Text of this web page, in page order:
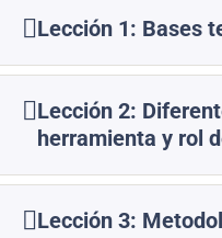
Lección 1: Bases
Lección 2:
herramienta y rol
Lección 3: